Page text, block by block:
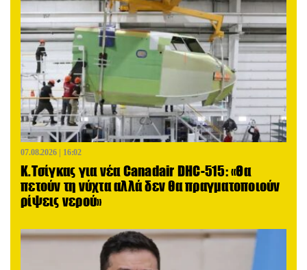
07.08.2026 | 16:02
Κ.Τσίγκας για νέα Canadair DHC-515: «Θα
πετούν τη νύχτα αλλά δεν θα πραγματοποιούν
ρίψεις νερού»